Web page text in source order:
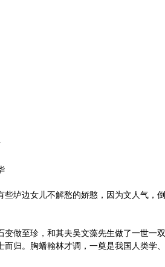
垆边女儿不解愁的娇憨，因为文人气，倒
做至珍，和其夫吴文藻先生做了一世一双
归。胸蟠翰林才调，一奠是我国人类学、